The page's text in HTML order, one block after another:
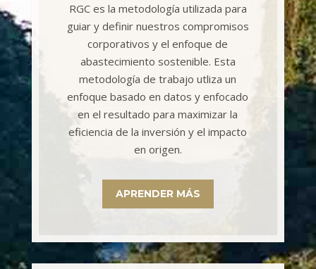
RGC es la metodología utilizada para
guiar y definir nuestros compromisos
corporativos y el enfoque de
abastecimiento sostenible. Esta
metodología de trabajo utliza un
enfoque basado en datos y enfocado
en el resultado para maximizar la
eficiencia de la inversión y el impacto
en origen.
APRENDER MÁS